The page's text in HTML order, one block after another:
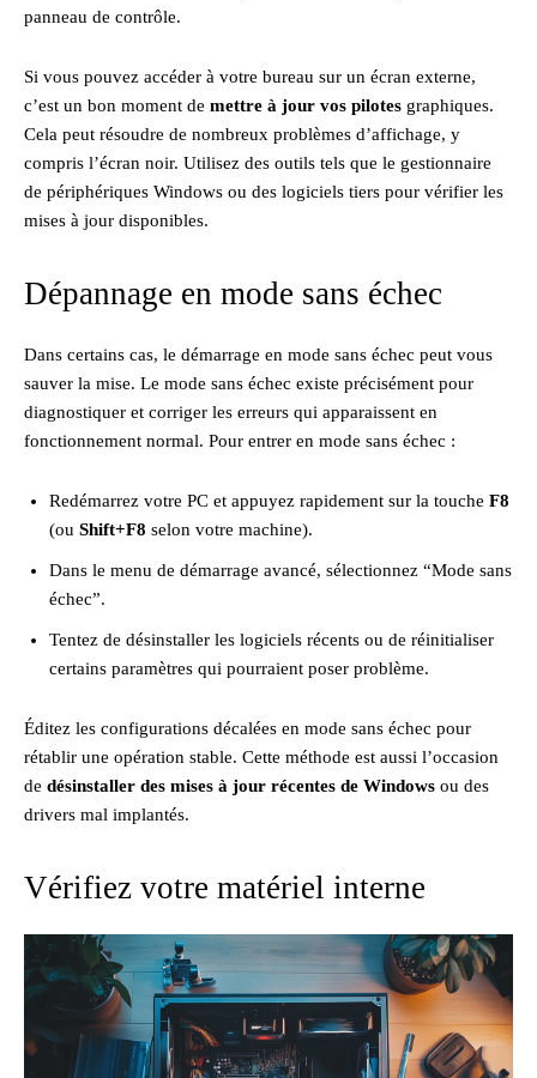
panneau de contrôle.
Si vous pouvez accéder à votre bureau sur un écran externe,
c’est un bon moment de mettre à jour vos pilotes graphiques.
Cela peut résoudre de nombreux problèmes d’affichage, y
compris l’écran noir. Utilisez des outils tels que le gestionnaire
de périphériques Windows ou des logiciels tiers pour vérifier les
mises à jour disponibles.
Dépannage en mode sans échec
Dans certains cas, le démarrage en mode sans échec peut vous
sauver la mise. Le mode sans échec existe précisément pour
diagnostiquer et corriger les erreurs qui apparaissent en
fonctionnement normal. Pour entrer en mode sans échec :
Redémarrez votre PC et appuyez rapidement sur la touche F8
(ou Shift+F8 selon votre machine).
Dans le menu de démarrage avancé, sélectionnez “Mode sans
échec”.
Tentez de désinstaller les logiciels récents ou de réinitialiser
certains paramètres qui pourraient poser problème.
Éditez les configurations décalées en mode sans échec pour
rétablir une opération stable. Cette méthode est aussi l’occasion
de désinstaller des mises à jour récentes de Windows ou des
drivers mal implantés.
Vérifiez votre matériel interne